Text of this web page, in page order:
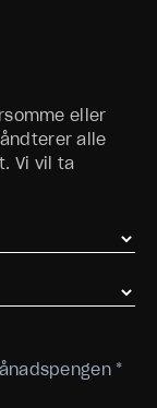
eller
alle
Vi vil ta